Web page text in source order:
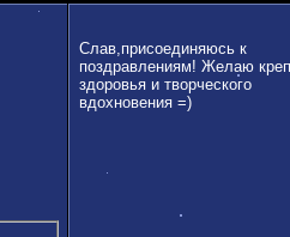
Слав,присоединяюсь к
поздравлениям! Желаю
здоровья и творческого
вдохновения =)